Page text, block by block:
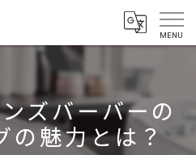
ズバーバーの
の魅力とは？